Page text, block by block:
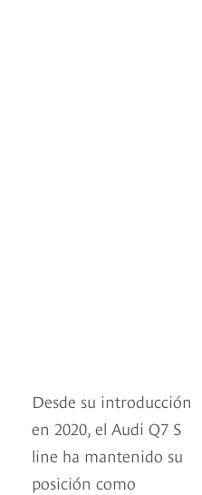
Desde su introducción
en 2020, el Audi Q7 S
line ha mantenido su
posición como